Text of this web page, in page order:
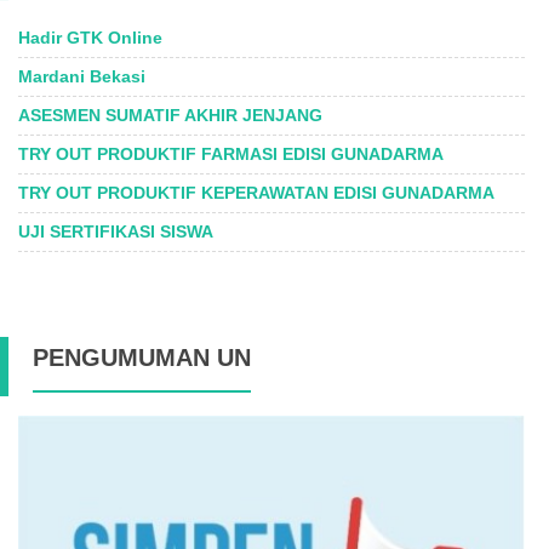
Hadir GTK Online
Mardani Bekasi
ASESMEN SUMATIF AKHIR JENJANG
TRY OUT PRODUKTIF FARMASI EDISI GUNADARMA
TRY OUT PRODUKTIF KEPERAWATAN EDISI GUNADARMA
UJI SERTIFIKASI SISWA
PENGUMUMAN UN